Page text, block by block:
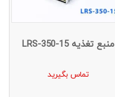
منبع تغذیه LRS-350-15
تماس بگیرید